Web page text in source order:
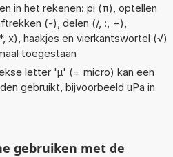
in het rekenen: pi (π), optellen
(-), delen (/, :, ÷),
x), haakjes en vierkantswortel (√)
toegestaan
letter 'µ' (= micro) kan een
gebruikt, bijvoorbeeld uPa in
gebruiken met de